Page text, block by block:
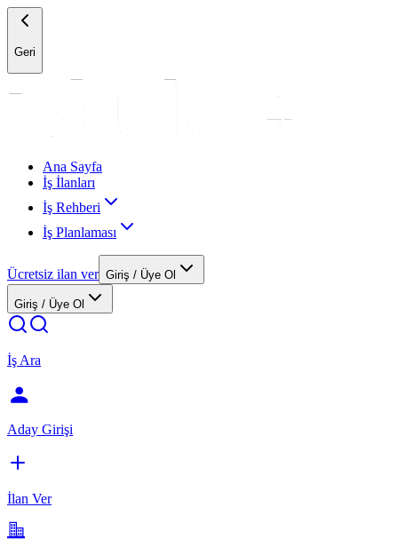
Geri
Ana Sayfa
İş İlanları
İş Rehberi
İş Planlaması
Ücretsiz ilan ver Giriş / Üye Ol
Giriş / Üye Ol
İş Ara
Aday Girişi
İlan Ver